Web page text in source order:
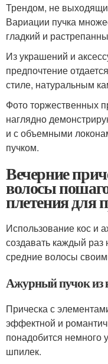
Трендом, не
Вариации пучка
гладкий и
Из украшений и
предпочтение
стиле, натуральным
Фото торжественных
наглядно
и с объемными
пучком.
Вечерние
волосы
плетения для
Использование кос и
создавать каждый
средние волосы
Ажурный пучок из
Прическа с
эффектной и
понадобится немного
шпилек.